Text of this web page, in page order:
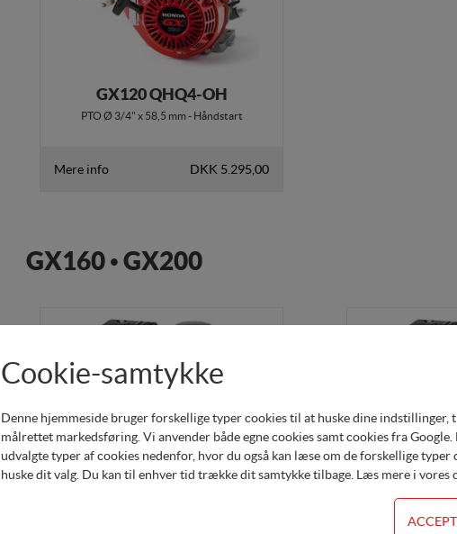
GX120 QHQ4-OH
PTO Ø 3/4" x 58,5 mm - Håndstart
Mere info DKK 5.295,00
GX160 • GX200
GX160
Cookie-samtykke
Denne hjemmeside bruger forskellige typer cookies til at huske dine indstillinger,
målrettet markedsføring. Vi anvender både egne cookies samt cookies fra
udvalgte typer af cookies nedenfor, hvor du også kan læse om de forskellige
huske dit valg. Du kan til enhver tid trække dit samtykke tilbage. Læs mere i vores